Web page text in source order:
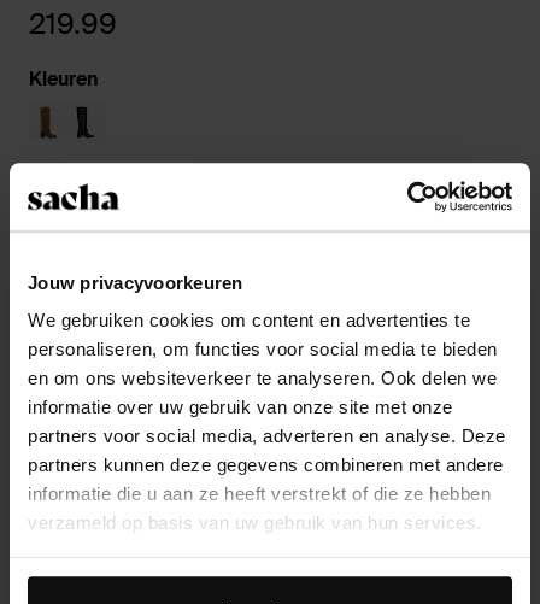
Jouw privacyvoorkeuren
We gebruiken cookies om content en advertenties te
personaliseren, om functies voor social media te bieden
en om ons websiteverkeer te analyseren. Ook delen we
informatie over uw gebruik van onze site met onze
partners voor social media, adverteren en analyse. Deze
partners kunnen deze gegevens combineren met andere
informatie die u aan ze heeft verstrekt of die ze hebben
verzameld op basis van uw gebruik van hun services.
Daarnaast werken wij samen met Google voor
219.99
Kleuren
Kies jouw maat
Achteraf betalen
14 dagen bedenktijd
Product omschrijving
Deze zwarte biker boots van Sacha hebben een
zilverkleurig o-gesp, een ronde neus en een hakhoogte
van 7 cm. De zwarte laarzen hebben een
schachthoogte van 38 cm en een schachtomtrek van